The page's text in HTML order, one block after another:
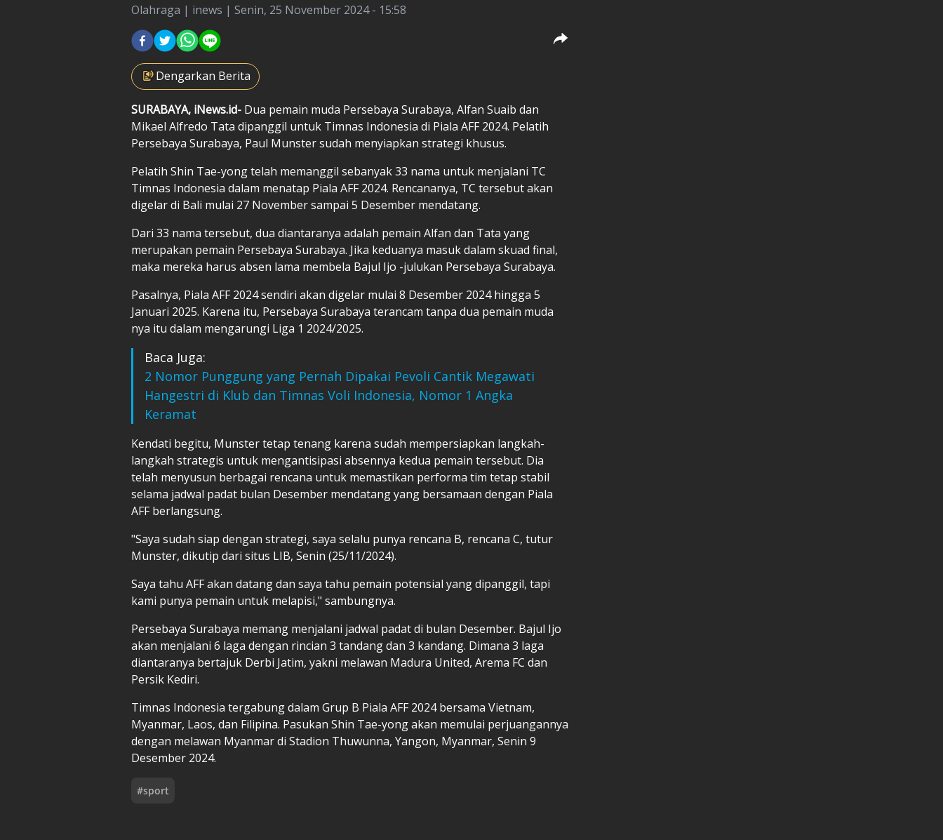
Olahraga | inews | Senin, 25 November 2024 - 15:58
Dengarkan Berita
SURABAYA, iNews.id- Dua pemain muda Persebaya Surabaya, Alfan Suaib dan
Mikael Alfredo Tata dipanggil untuk Timnas Indonesia di Piala AFF 2024. Pelatih
Persebaya Surabaya, Paul Munster sudah menyiapkan strategi khusus.
Pelatih Shin Tae-yong telah memanggil sebanyak 33 nama untuk menjalani TC
Timnas Indonesia dalam menatap Piala AFF 2024. Rencananya, TC tersebut akan
digelar di Bali mulai 27 November sampai 5 Desember mendatang.
Dari 33 nama tersebut, dua diantaranya adalah pemain Alfan dan Tata yang
merupakan pemain Persebaya Surabaya. Jika keduanya masuk dalam skuad final,
maka mereka harus absen lama membela Bajul Ijo -julukan Persebaya Surabaya.
Pasalnya, Piala AFF 2024 sendiri akan digelar mulai 8 Desember 2024 hingga 5
Januari 2025. Karena itu, Persebaya Surabaya terancam tanpa dua pemain muda
nya itu dalam mengarungi Liga 1 2024/2025.
Baca Juga:
2 Nomor Punggung yang Pernah Dipakai Pevoli Cantik Megawati
Hangestri di Klub dan Timnas Voli Indonesia, Nomor 1 Angka
Keramat
Kendati begitu, Munster tetap tenang karena sudah mempersiapkan langkah-
langkah strategis untuk mengantisipasi absennya kedua pemain tersebut. Dia
telah menyusun berbagai rencana untuk memastikan performa tim tetap stabil
selama jadwal padat bulan Desember mendatang yang bersamaan dengan Piala
AFF berlangsung.
"Saya sudah siap dengan strategi, saya selalu punya rencana B, rencana C, tutur
Munster, dikutip dari situs LIB, Senin (25/11/2024).
Saya tahu AFF akan datang dan saya tahu pemain potensial yang dipanggil, tapi
kami punya pemain untuk melapisi," sambungnya.
Persebaya Surabaya memang menjalani jadwal padat di bulan Desember. Bajul Ijo
akan menjalani 6 laga dengan rincian 3 tandang dan 3 kandang. Dimana 3 laga
diantaranya bertajuk Derbi Jatim, yakni melawan Madura United, Arema FC dan
Persik Kediri.
Timnas Indonesia tergabung dalam Grup B Piala AFF 2024 bersama Vietnam,
Myanmar, Laos, dan Filipina. Pasukan Shin Tae-yong akan memulai perjuangannya
dengan melawan Myanmar di Stadion Thuwunna, Yangon, Myanmar, Senin 9
Desember 2024.
#sport